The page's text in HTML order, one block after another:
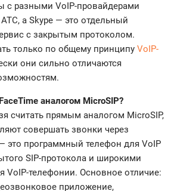
с разными VoIP-провайдерами
а Skype — это отдельный
с закрытым протоколом.
только по общему принципу VoIP-
они сильно отличаются
аналогом MicroSIP?
считать прямым аналогом MicroSIP,
совершать звонки через
это программный телефон для VoIP
SIP-протокола и широкими
VoIP-телефонии. Основное отличие:
приложение,